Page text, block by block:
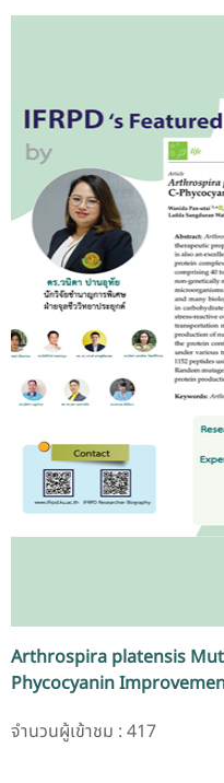
Arthrospira platensis
Phycocyanin
จำนวนผู้เข้าชม : 417